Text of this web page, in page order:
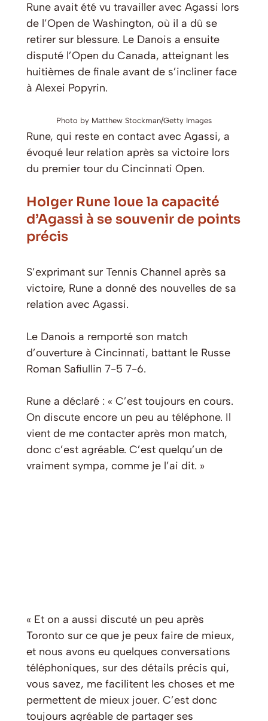
Rune avait été vu travailler avec Agassi lors
de l’Open de Washington, où il a dû se
retirer sur blessure. Le Danois a ensuite
disputé l’Open du Canada, atteignant les
huitièmes de finale avant de s’incliner face
à Alexei Popyrin.
Photo by Matthew Stockman/Getty Images
Rune, qui reste en contact avec Agassi, a
évoqué leur relation après sa victoire lors
du premier tour du Cincinnati Open.
Holger Rune loue la capacité
d’Agassi à se souvenir de points
précis
S’exprimant sur Tennis Channel après sa
victoire, Rune a donné des nouvelles de sa
relation avec Agassi.
Le Danois a remporté son match
d’ouverture à Cincinnati, battant le Russe
Roman Safiullin 7-5 7-6.
Rune a déclaré : « C’est toujours en cours.
On discute encore un peu au téléphone. Il
vient de me contacter après mon match,
donc c’est agréable. C’est quelqu’un de
vraiment sympa, comme je l’ai dit. »
« Et on a aussi discuté un peu après
Toronto sur ce que je peux faire de mieux,
et nous avons eu quelques conversations
téléphoniques, sur des détails précis qui,
vous savez, me facilitent les choses et me
permettent de mieux jouer. C’est donc
toujours agréable de partager ses